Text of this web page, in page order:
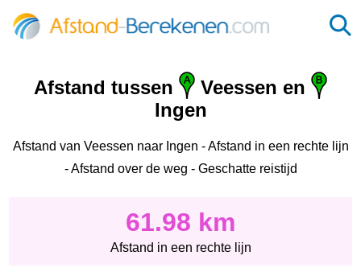
Afstand tussen
Veessen en
Ingen
Afstand van Veessen naar Ingen - Afstand in een rechte lijn
- Afstand over de weg - Geschatte reistijd
61.98 km
Afstand in een rechte lijn